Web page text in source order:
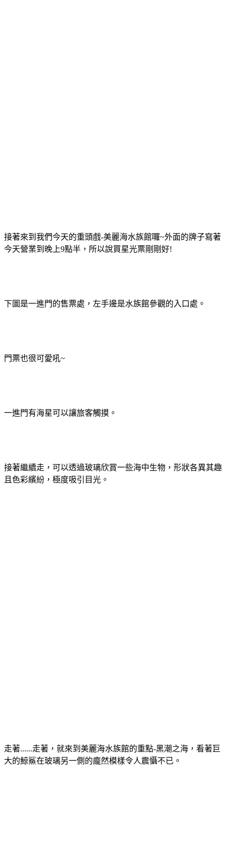
接著來到我們今天的重頭戲-美麗海水族館囉~外面的牌子寫著
今天營業到晚上9點半，所以說買星光票剛剛好!
下圖是一進門的售票處，左手邊是水族館參觀的入口處。
門票也很可愛吼~
一進門有海星可以讓旅客觸摸。
接著繼續走，可以透過玻璃欣賞一些海中生物，形狀各異其趣
且色彩繽紛，極度吸引目光。
走著......走著，就來到美麗海水族館的重點-黑潮之海，看著巨
大的鯨鯊在玻璃另一側的龐然模樣令人震懾不已。